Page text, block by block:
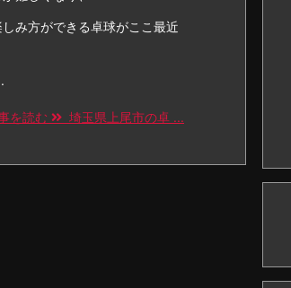
み方ができる卓球がここ最近
を読む 埼玉県上尾市の卓 ...